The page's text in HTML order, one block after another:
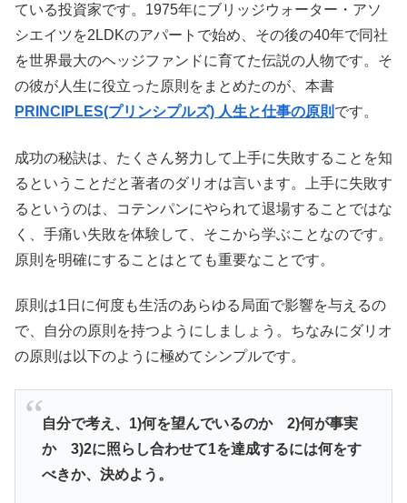
ている投資家です。1975年にブリッジウォーター・アソ
シエイツを2LDKのアパートで始め、その後の40年で同社
を世界最大のヘッジファンドに育てた伝説の人物です。そ
の彼が人生に役立った原則をまとめたのが、本書
PRINCIPLES(プリンシプルズ) 人生と仕事の原則 です。
成功の秘訣は、 たくさん努力して上手に失敗することを知
るということだと著者のダリオは言います。上手に失敗す
るというのは、コテンパンにやられて退場することではな
く、手痛い失敗を体験して、そこから学ぶことなのです。
原則を明確にすることはとても重要なことです。
原則は1日に何度も生活のあらゆる局面で影響を与えるの
で、自分の原則を持つようにしましょう。ちなみにダリオ
の原則は以下のように極めてシンプルです。
自分で考え、1)何を望んでいるのか 2)何が事実
か 3)2に照らし合わせて1を達成するには何をす
べきか、決めよう。